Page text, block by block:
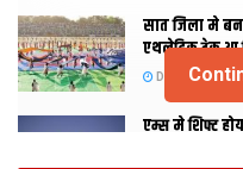
सात जिला मे
एथलेटिक ट्रेक आ
DECEMBER 26,
एम्स मे शिफ्ट